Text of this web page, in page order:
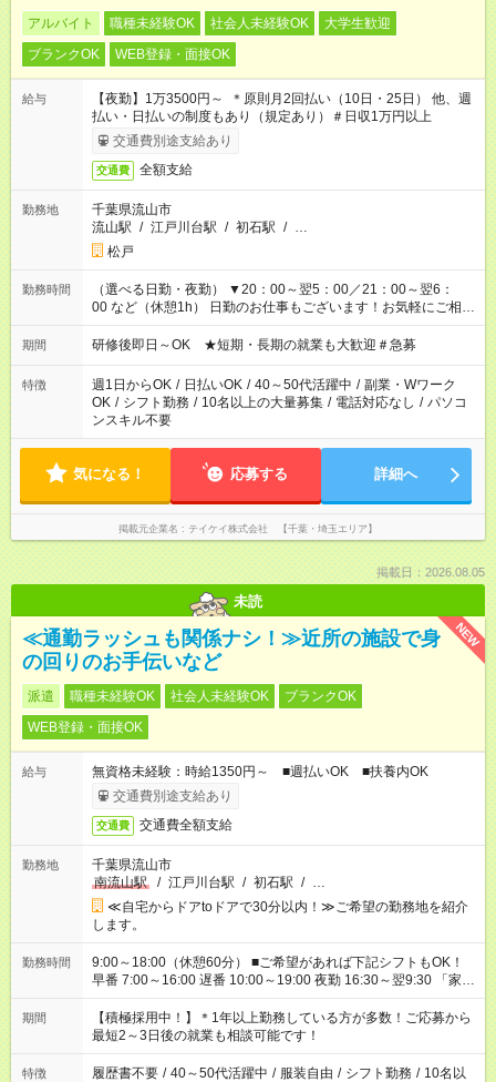
アルバイト 職種未経験OK 社会人未経験OK
大学生歓迎
ブランクOK
WEB登録・面接OK
給与
【夜勤】1万3500円～ ＊原則月2回払い（10日・25日） 他、週
払い・日払いの制度もあり（規定あり）＃日収1万円以上
交通費別途支給あり
交通費 全額支給
勤務地
千葉県流山市
流山駅 / 江戸川台駅 / 初石駅 / …
松戸
勤務時間
（選べる日勤・夜勤） ▼20：00～翌5：00／21：00～翌6：
00 など（休憩1h） 日勤のお仕事もございます！お気軽にご相談
ください！
期間 研修後即日～OK ★短期・長期の就業も大歓迎＃急募
特徴 週1日からOK / 日払いOK / 40～50代活躍中 / 副業・Wワーク
OK / シフト勤務 / 10名以上の大量募集 / 電話対応なし / パソコ
ンスキル不要
気になる！ 応募する 詳細へ
掲載元企業名 テイケイ株式会社 【千葉・埼玉エリア】
掲載日：2026.08.05
未読
NEW
≪通勤ラッシュも関係ナシ！≫近所の施設で身
の回りのお手伝いなど
派遣 職種未経験OK 社会人未経験OK
ブランクOK
WEB登録・面接OK
給与
無資格未経験：時給1350円～ ■週払いOK ■扶養内OK
交通費別途支給あり
交通費 交通費全額支給
勤務地
千葉県流山市
南流山駅
/ 江戸川台駅 / 初石駅 / …
≪自宅からドアtoドアで30分以内！≫ご希望の勤務地を紹介
します。
勤務時間
9:00～18:00（休憩60分） ■ご希望があれば下記シフトもOK！
早番 7:00～16:00 遅番 10:00～19:00 夜勤 16:30～翌9:30 「家族
と休みを合わせたい」 「余裕を持って夕飯の準備がしたい」
「できれば残業はしたくない」 など、ご希望を教えてください
ね。 ※Wワーク希望の方へ 今ご覧のお仕事で希望する勤務時間
と、もう1つのお仕事の勤務時間が 合計で週40時間を超える場
合は応募できません。
期間
【積極採用中！】＊1年以上勤務している方が多数！ご応募から
最短2～3日後の就業も相談可能です！
特徴 履歴書不要 / 40～50代活躍中 / 服装自由 / シフト勤務 / 10名以